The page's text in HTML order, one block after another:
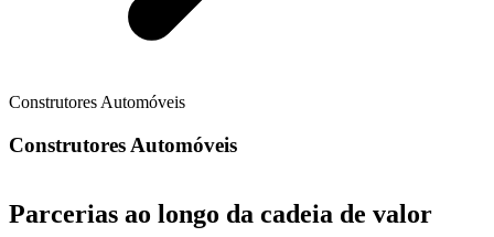
Construtores Automóveis
Construtores Automóveis
Parcerias ao longo da cadeia de valor